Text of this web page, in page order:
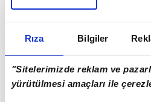
Rıza Bilgiler
"Sitelerimizde reklam ve
yürütülmesi amaçları ile